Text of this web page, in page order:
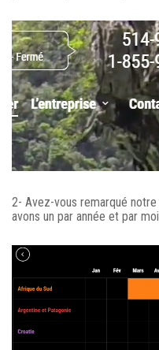
2- Avez-vous remarqué
avons un par année et par